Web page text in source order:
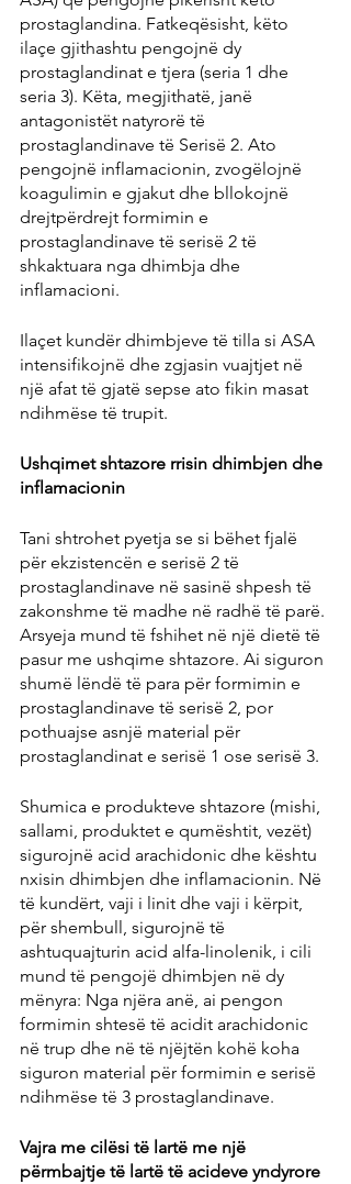
prostaglandina. Fatkeqësisht, këto
ilaçe gjithashtu pengojnë dy
prostaglandinat e tjera (seria 1 dhe
seria 3). Këta, megjithatë, janë
antagonistët natyrorë të
prostaglandinave të Serisë 2. Ato
pengojnë inflamacionin, zvogëlojnë
koagulimin e gjakut dhe bllokojnë
drejtpërdrejt formimin e
prostaglandinave të serisë 2 të
shkaktuara nga dhimbja dhe
inflamacioni.
Ilaçet kundër dhimbjeve të tilla si ASA
intensifikojnë dhe zgjasin vuajtjet në
një afat të gjatë sepse ato fikin masat
ndihmëse të trupit.
Ushqimet shtazore rrisin dhimbjen dhe
inflamacionin
Tani shtrohet pyetja se si bëhet fjalë
për ekzistencën e serisë 2 të
prostaglandinave në sasinë shpesh të
zakonshme të madhe në radhë të parë.
Arsyeja mund të fshihet në një dietë të
pasur me ushqime shtazore. Ai siguron
shumë lëndë të para për formimin e
prostaglandinave të serisë 2, por
pothuajse asnjë material për
prostaglandinat e serisë 1 ose serisë 3.
Shumica e produkteve shtazore (mishi,
sallami, produktet e qumështit, vezët)
sigurojnë acid arachidonic dhe kështu
nxisin dhimbjen dhe inflamacionin. Në
të kundërt, vaji i linit dhe vaji i kërpit,
për shembull, sigurojnë të
ashtuquajturin acid alfa-linolenik, i cili
mund të pengojë dhimbjen në dy
mënyra: Nga njëra anë, ai pengon
formimin shtesë të acidit arachidonic
në trup dhe në të njëjtën kohë koha
siguron material për formimin e serisë
ndihmëse të 3 prostaglandinave.
Vajra me cilësi të lartë me një
përmbajtje të lartë të acideve yndyrore